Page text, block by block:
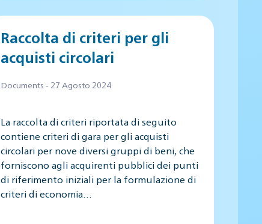
Raccolta di criteri per gli
acquisti circolari
Documents - 27 Agosto 2024
La raccolta di criteri riportata di seguito
contiene criteri di gara per gli acquisti
circolari per nove diversi gruppi di beni, che
forniscono agli acquirenti pubblici dei punti
di riferimento iniziali per la formulazione di
criteri di economia…